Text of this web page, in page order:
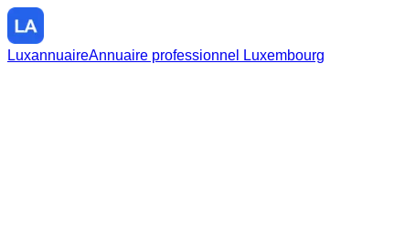
LuxannuaireAnnuaire professionnel Luxembourg